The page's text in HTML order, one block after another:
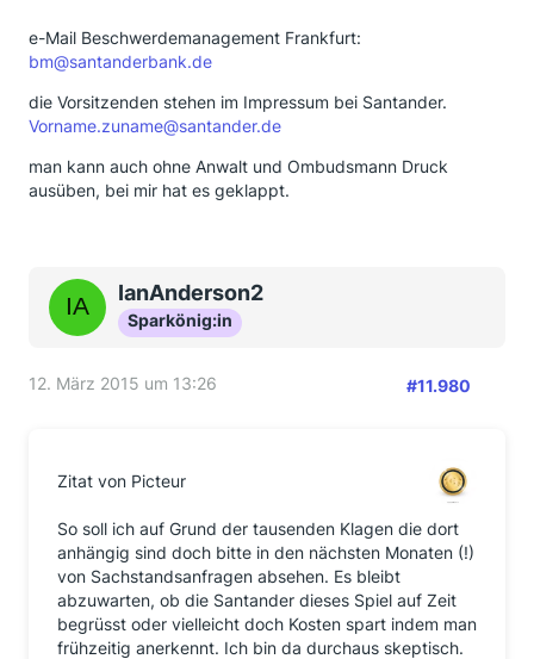
e-Mail Beschwerdemanagement Frankfurt:
bm@santanderbank.de
die Vorsitzenden stehen im Impressum bei Santander.
Vorname.zuname@santander.de
man kann auch ohne Anwalt und Ombudsmann Druck
ausüben, bei mir hat es geklappt.
IanAnderson2
Sparkönig:in
12. März 2015 um 13:26 #11.980
Zitat von Picteur
So soll ich auf Grund der tausenden Klagen die dort
anhängig sind doch bitte in den nächsten Monaten (!)
von Sachstandsanfragen absehen. Es bleibt
abzuwarten, ob die Santander dieses Spiel auf Zeit
begrüsst oder vielleicht doch Kosten spart indem man
frühzeitig anerkennt. Ich bin da durchaus skeptisch.